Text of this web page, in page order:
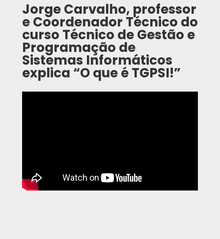
Jorge Carvalho, professor
e Coordenador Técnico do
curso Técnico de Gestão e
Programação de
Sistemas Informáticos
explica “O que é TGPSI!”